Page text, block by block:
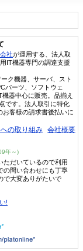
社が運用する、法人取
IT機器専門の調達支援
ク機器、サーバ、スト
パーツ、ソフトウェ
器中心に販売。品揃え
です。法人取引に特化
お客様の請求書後払いに
への取り組み 会社概要
年～)
ただいているので利用
の問い合わせにも丁寧
で大変ありがたいで
!